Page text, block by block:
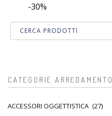
-30%
CATEGORIE ARREDAMENTO
ACCESSORI OGGETTISTICA (27)